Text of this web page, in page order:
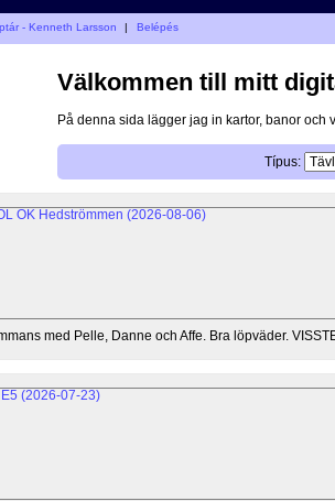
- Kenneth Larsson | Belépés
Välkommen till mitt
På denna sida lägger jag in kartor, banor och
Típus:
med Pelle, Danne och Affe. Bra löpväder.